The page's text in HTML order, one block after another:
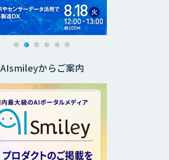
AIsmileyからご案内